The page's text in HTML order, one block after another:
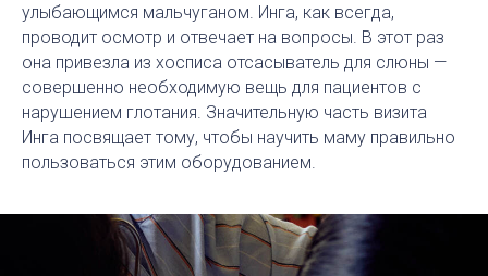
улыбающимся мальчуганом. Инга, как всегда,
проводит осмотр и отвечает на вопросы. В этот раз
она привезла из хосписа отсасыватель для слюны —
совершенно необходимую вещь для пациентов с
нарушением глотания. Значительную часть визита
Инга посвящает тому, чтобы научить маму правильно
пользоваться этим оборудованием.